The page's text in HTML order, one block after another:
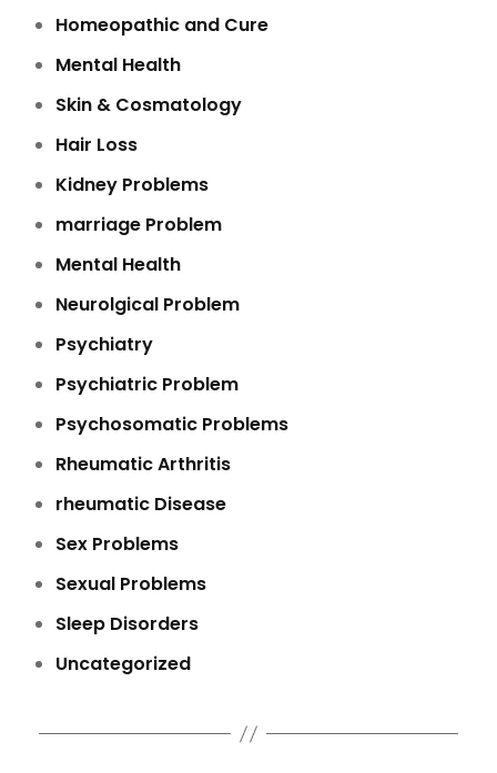
Homeopathic and Cure
Mental Health
Skin & Cosmatology
Hair Loss
Kidney Problems
marriage Problem
Mental Health
Neurolgical Problem
Psychiatry
Psychiatric Problem
Psychosomatic Problems
Rheumatic Arthritis
rheumatic Disease
Sex Problems
Sexual Problems
Sleep Disorders
Uncategorized